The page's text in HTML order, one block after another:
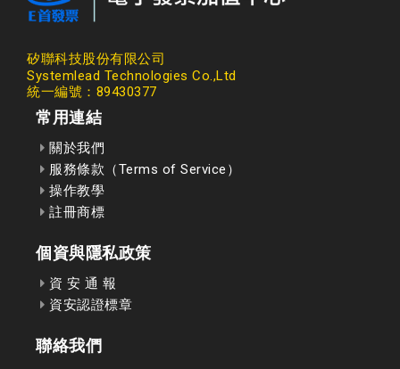
矽聯科技股份有限公司
Systemlead Technologies Co.,Ltd
統一編號：89430377
常用連結
關於我們
服務條款（Terms of Service）
操作教學
註冊商標
個資與隱私政策
資 安 通 報
資安認證標章
聯絡我們